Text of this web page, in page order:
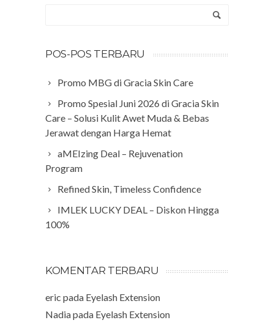
POS-POS TERBARU
Promo MBG di Gracia Skin Care
Promo Spesial Juni 2026 di Gracia Skin
Care – Solusi Kulit Awet Muda & Bebas
Jerawat dengan Harga Hemat
aMEIzing Deal – Rejuvenation
Program
Refined Skin, Timeless Confidence
IMLEK LUCKY DEAL – Diskon Hingga
100%
KOMENTAR TERBARU
eric pada Eyelash Extension
Nadiapada Eyelash Extension